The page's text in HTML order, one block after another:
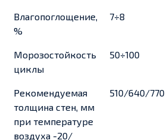
Влагопоглощение,
%
7÷8
Морозостойкость
циклы
50÷100
Рекомендуемая
толщина стен, мм
при температуре
воздуха -20/
510/640/770